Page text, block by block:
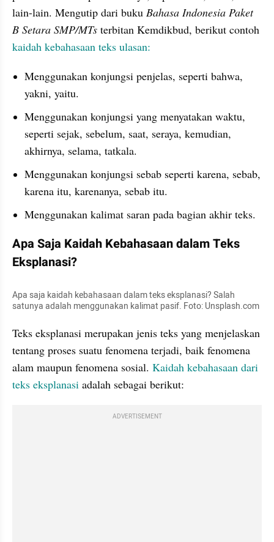
lain-lain. Mengutip dari buku Bahasa Indonesia Paket
B Setara SMP/MTs
kaidah kebahasaan teks ulasan:
Menggunakan konjungsi penjelas, seperti bahwa,
yakni, yaitu.
Menggunakan konjungsi yang menyatakan waktu,
seperti sejak, sebelum, saat, seraya, kemudian,
akhirnya, selama, tatkala.
Menggunakan konjungsi sebab seperti karena, sebab,
karena itu, karenanya, sebab itu.
Menggunakan kalimat saran pada bagian akhir teks.
Apa Saja Kaidah Kebahasaan dalam Teks
Eksplanasi?
Apa saja kaidah kebahasaan dalam teks eksplanasi? Salah
satunya adalah menggunakan kalimat pasif. Foto: Unsplash.com
Teks eksplanasi merupakan jenis teks yang menjelaskan
tentang proses suatu fenomena terjadi, baik fenomena
alam maupun fenomena sosial. Kaidah kebahasaan dari
teks eksplanasi adalah sebagai berikut:
ADVERTISEMENT